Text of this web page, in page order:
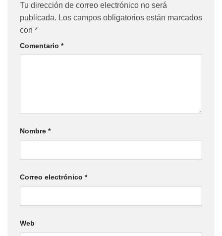
Tu dirección de correo electrónico no será
publicada. Los campos obligatorios están marcados
con *
Comentario *
Nombre *
Correo electrónico *
Web